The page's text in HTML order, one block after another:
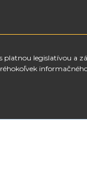
platnou legislatívou